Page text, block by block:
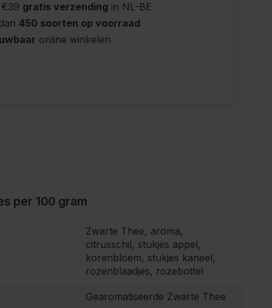
gratis verzending in NL-BE
450 soorten op voorraad
online winkelen
per 100 gram
Zwarte Thee, aroma,
citrusschil, stukjes appel,
korenbloem, stukjes kaneel,
rozenblaadjes, rozebottel
Gearomatiseerde Zwarte Thee